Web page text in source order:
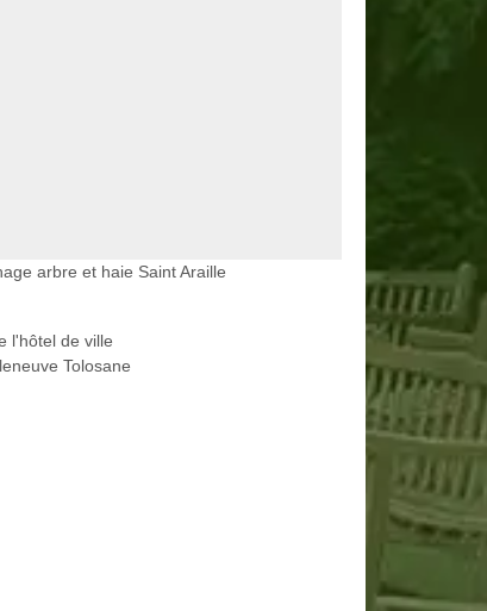
arbre et haie Saint Araille
l'hôtel de ville
Tolosane